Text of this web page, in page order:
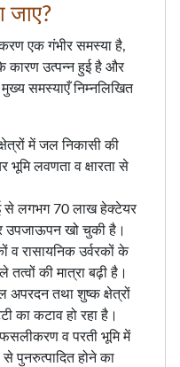
जाए?
एक गंभीर समस्या है,
के कारण उत्पन्न हुई है और
मुख्य समस्याएँ निम्नलिखित
में जल निकासी की
लवणता व क्षारता से
से लगभग 70 लाख हेक्टेयर
उपजाऊपन खो चुकी है।
व रासायनिक उर्वरकों के
की मात्रा बढ़ी है।
अपरदन तथा शुष्क क्षेत्रों
का कटाव हो रहा है।
व परती भूमि में
पुनरुत्पादित होने का